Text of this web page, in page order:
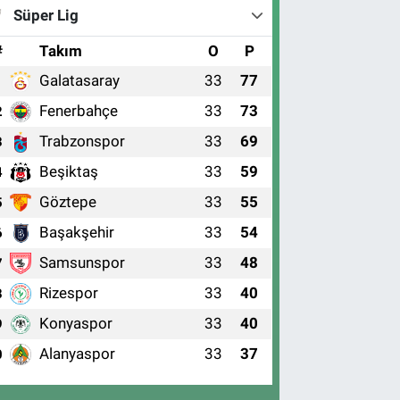
Süper Lig
Takım O P
Galatasaray 33 77
Fenerbahçe 33 73
Trabzonspor 33 69
Beşiktaş 33 59
Göztepe 33 55
Başakşehir 33 54
Samsunspor 33 48
Rizespor 33 40
Konyaspor 33 40
Alanyaspor 33 37